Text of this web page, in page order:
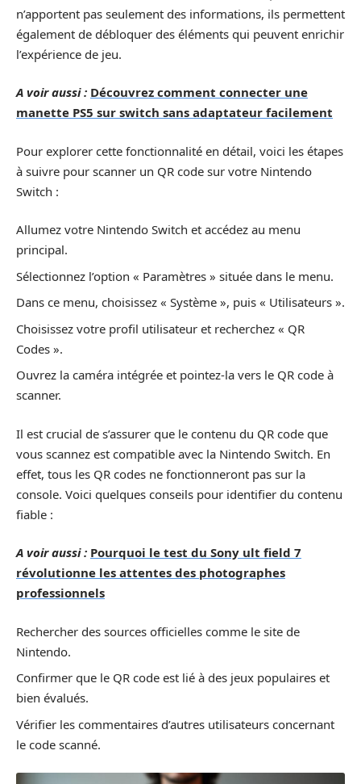
n’apportent pas seulement des informations, ils permettent
également de débloquer des éléments qui peuvent enrichir
l’expérience de jeu.
A voir aussi : Découvrez comment connecter une
manette PS5 sur switch sans adaptateur facilement
Pour explorer cette fonctionnalité en détail, voici les étapes
à suivre pour scanner un QR code sur votre Nintendo
Switch :
Allumez votre Nintendo Switch et accédez au menu
principal.
Sélectionnez l’option « Paramètres » située dans le menu.
Dans ce menu, choisissez « Système », puis « Utilisateurs ».
Choisissez votre profil utilisateur et recherchez « QR
Codes ».
Ouvrez la caméra intégrée et pointez-la vers le QR code à
scanner.
Il est crucial de s’assurer que le contenu du QR code que
vous scannez est compatible avec la Nintendo Switch. En
effet, tous les QR codes ne fonctionneront pas sur la
console. Voici quelques conseils pour identifier du contenu
fiable :
A voir aussi : Pourquoi le test du Sony ult field 7
révolutionne les attentes des photographes
professionnels
Rechercher des sources officielles comme le site de
Nintendo.
Confirmer que le QR code est lié à des jeux populaires et
bien évalués.
Vérifier les commentaires d’autres utilisateurs concernant
le code scanné.